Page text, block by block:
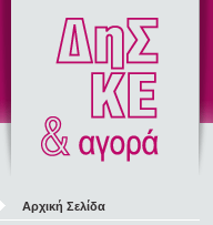
Αρχική Σελίδα